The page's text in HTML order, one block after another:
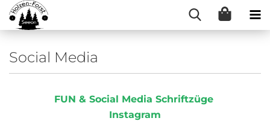
Social Media
FUN & Social Media Schriftzüge
Instagram